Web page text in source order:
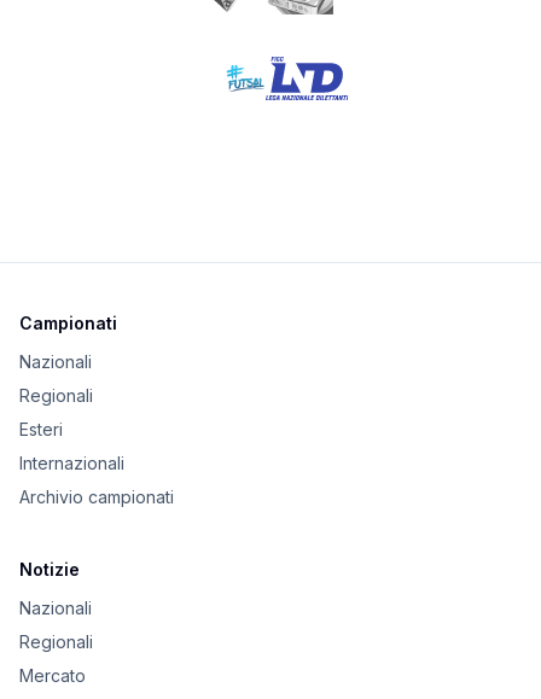
Campionati
Nazionali
Regionali
Esteri
Internazionali
Archivio campionati
Notizie
Nazionali
Regionali
Mercato